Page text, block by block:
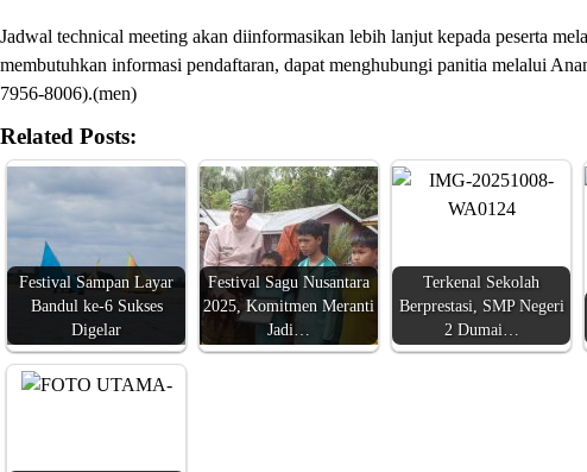
Jadwal technical meeting akan diinformasikan lebih lanjut kepada peserta
membutuhkan informasi pendaftaran, dapat menghubungi panitia melalui
7956-8006).(men)
Related Posts:
Festival Sampan Layar
Bandul ke-6 Sukses
Digelar
Festival Sagu Nusantara
2025, Komitmen Meranti
Jadi…
Terkenal Sekolah
Berprestasi, SMP Negeri
2 Dumai…